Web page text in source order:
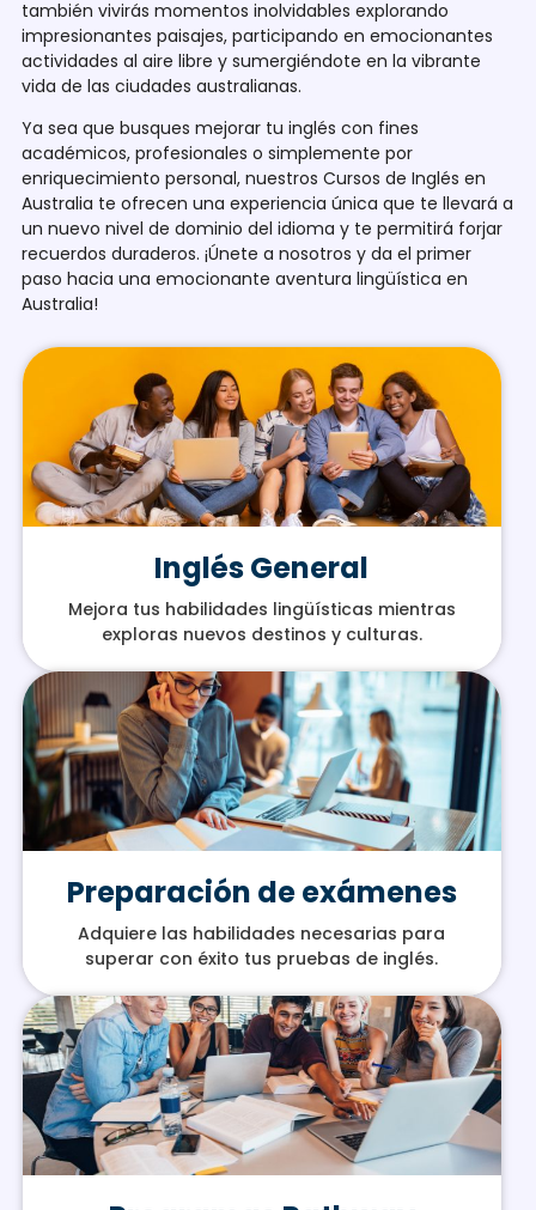
también vivirás momentos inolvidables explorando
impresionantes paisajes, participando en emocionantes
actividades al aire libre y sumergiéndote en la vibrante
vida de las ciudades australianas.
Ya sea que busques mejorar tu inglés con fines
académicos, profesionales o simplemente por
enriquecimiento personal, nuestros Cursos de Inglés en
Australia te ofrecen una experiencia única que te llevará a
un nuevo nivel de dominio del idioma y te permitirá forjar
recuerdos duraderos. ¡Únete a nosotros y da el primer
paso hacia una emocionante aventura lingüística en
Australia!
Inglés General
Mejora tus habilidades lingüísticas mientras
exploras nuevos destinos y culturas.
Preparación de exámenes
Adquiere las habilidades necesarias para
superar con éxito tus pruebas de inglés.